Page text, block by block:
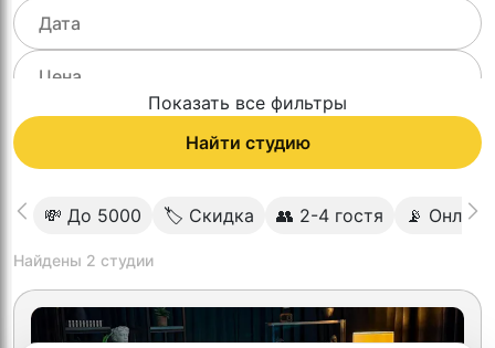
Показать все фильтры
Найти студию
💸 До 5000 🏷 Скидка 👥 2-4 гостя 📡
Найдены 2 студии